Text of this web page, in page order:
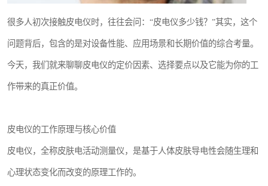
很多人初次接触皮电仪时，往往会问：“皮电仪多少钱？”其实，这个
问题背后，包含的是对设备性能、应用场景和长期价值的综合考量。
今天，我们就来聊聊皮电仪的定价因素、选择要点以及它能为你的工
作带来的真正价值。
皮电仪的工作原理与核心价值
皮电仪，全称皮肤电活动测量仪，是基于人体皮肤导电性会随生理和
心理状态变化而改变的原理工作的。